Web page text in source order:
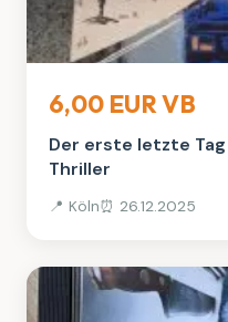
6,00 EUR VB
Der erste letzte
Thriller
📍 Köln⏰ 26.12.2025